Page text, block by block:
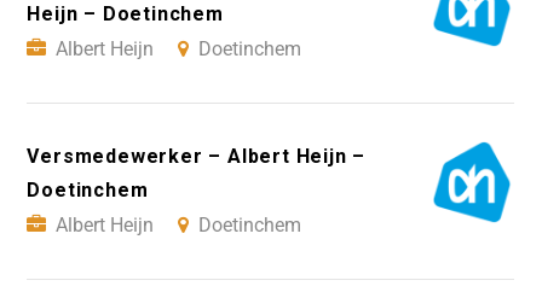
Heijn – Doetinchem
Albert Heijn
Doetinchem
Versmedewerker – Albert Heijn –
Doetinchem
Albert Heijn
Doetinchem